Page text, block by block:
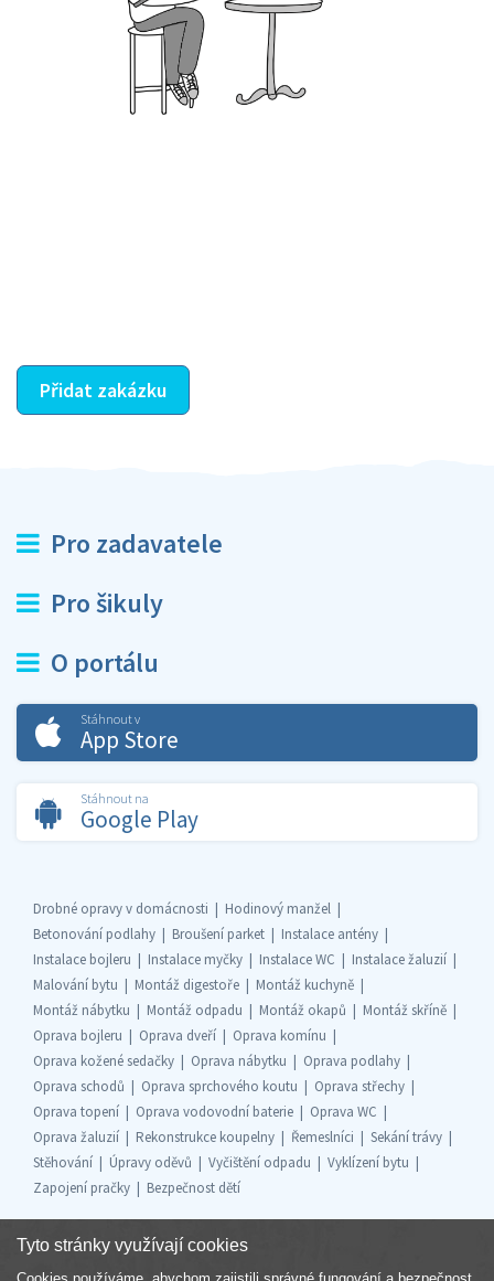
Přidat zakázku
Pro zadavatele
Pro šikuly
O portálu
Stáhnout v
App Store
Stáhnout na
Google Play
Drobné opravy v domácnosti
Hodinový manžel
Betonování podlahy
Broušení parket
Instalace antény
Instalace bojleru
Instalace myčky Instalace WC
Instalace žaluzií
Malování bytu
Montáž digestoře
Montáž kuchyně
Montáž nábytku
Montáž odpadu Montáž okapů
Montáž skříně
Oprava bojleru
Oprava dveří
Oprava komínu
Oprava kožené sedačky
Oprava nábytku
Oprava podlahy
Oprava schodů
Oprava sprchového koutu
Oprava střechy
Oprava topení
Oprava vodovodní baterie
Oprava WC
Oprava žaluzií
Rekonstrukce koupelny Řemeslníci
Sekání trávy
Stěhování
Úpravy oděvů Vyčištění odpadu
Vyklízení bytu
Zapojení pračky
Bezpečnost dětí
Tyto stránky využívají cookies